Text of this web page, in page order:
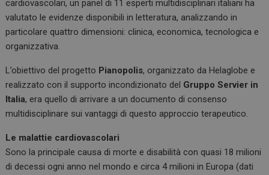
cardiovascolari, un panel di 11 esperti multidisciplinari italiani ha
valutato le evidenze disponibili in letteratura, analizzando in
particolare quattro dimensioni: clinica, economica, tecnologica e
organizzativa.
L’obiettivo del progetto Pianopolis, organizzato da Helaglobe e
realizzato con il supporto incondizionato del Gruppo Servier in
Italia, era quello di arrivare a un documento di consenso
multidisciplinare sui vantaggi di questo approccio terapeutico.
Le malattie cardiovascolari
Sono la principale causa di morte e disabilità con quasi 18 milioni
di decessi ogni anno nel mondo e circa 4 milioni in Europa (dati